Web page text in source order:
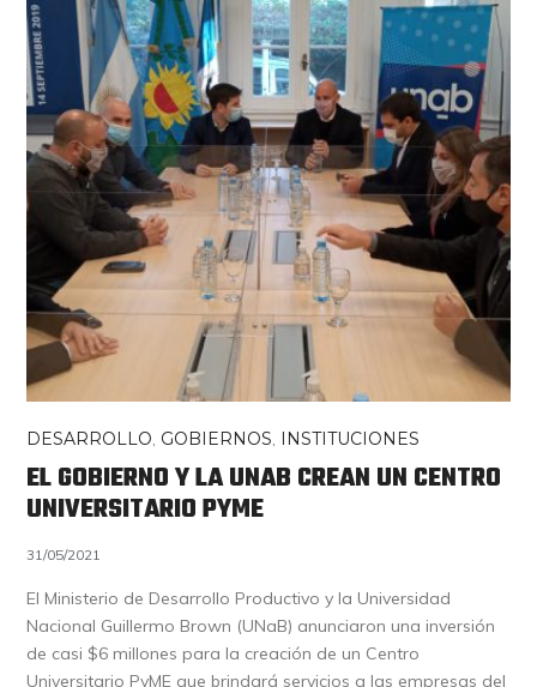
DESARROLLO, GOBIERNOS, INSTITUCIONES
EL GOBIERNO Y LA UNAB CREAN UN CENTRO
UNIVERSITARIO PYME
31/05/2021
El Ministerio de Desarrollo Productivo y la Universidad
Nacional Guillermo Brown (UNaB) anunciaron una inversión
de casi $6 millones para la creación de un Centro
Universitario PyME que brindará servicios a las empresas del